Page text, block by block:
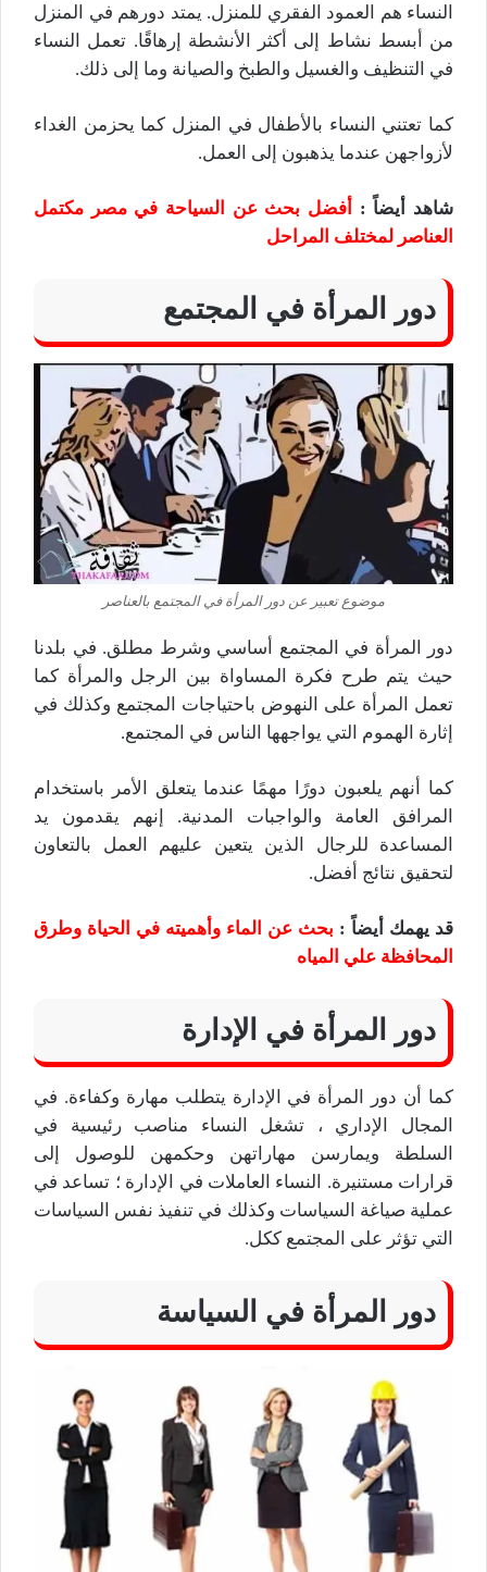
النساء هم العمود الفقري للمنزل. يمتد دورهم في المنزل
من أبسط نشاط إلى أكثر الأنشطة إرهاقًا. تعمل النساء
في التنظيف والغسيل والطبخ والصيانة وما إلى ذلك.
كما تعتني النساء بالأطفال في المنزل كما يحزمن الغداء
لأزواجهن عندما يذهبون إلى العمل.
شاهد أيضاً :
أفضل بحث عن السياحة في مصر مكتمل
العناصر لمختلف المراحل
دور المرأة في المجتمع
موضوع تعبير عن دور المرأة في المجتمع بالعناصر
دور المرأة في المجتمع أساسي وشرط مطلق. في بلدنا
حيث يتم طرح فكرة المساواة بين الرجل والمرأة كما
تعمل المرأة على النهوض باحتياجات المجتمع وكذلك في
إثارة الهموم التي يواجهها الناس في المجتمع.
كما أنهم يلعبون دورًا مهمًا عندما يتعلق الأمر باستخدام
المرافق العامة والواجبات المدنية. إنهم يقدمون يد
المساعدة للرجال الذين يتعين عليهم العمل بالتعاون
لتحقيق نتائج أفضل.
قد يهمك أيضاً : بحث عن الماء وأهميته في الحياة وطرق
المحافظة علي المياه
دور المرأة في الإدارة
كما أن دور المرأة في الإدارة يتطلب مهارة وكفاءة. في
المجال الإداري ، تشغل النساء مناصب رئيسية في
السلطة ويمارسن مهاراتهن وحكمهن للوصول إلى
قرارات مستنيرة. النساء العاملات في الإدارة ؛ تساعد في
عملية صياغة السياسات وكذلك في تنفيذ نفس السياسات
التي تؤثر على المجتمع ككل.
دور المرأة في السياسة